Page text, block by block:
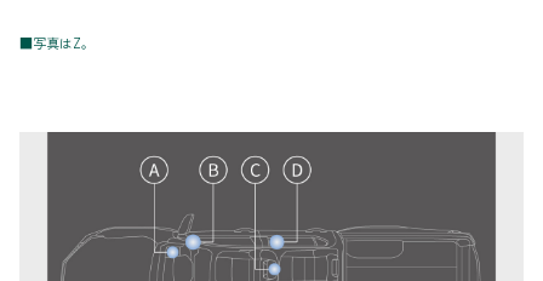
■写真はZ。